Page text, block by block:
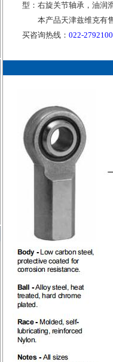
型：右旋关节轴承，油润
本产品天津兹维克有
买咨询热线：022-